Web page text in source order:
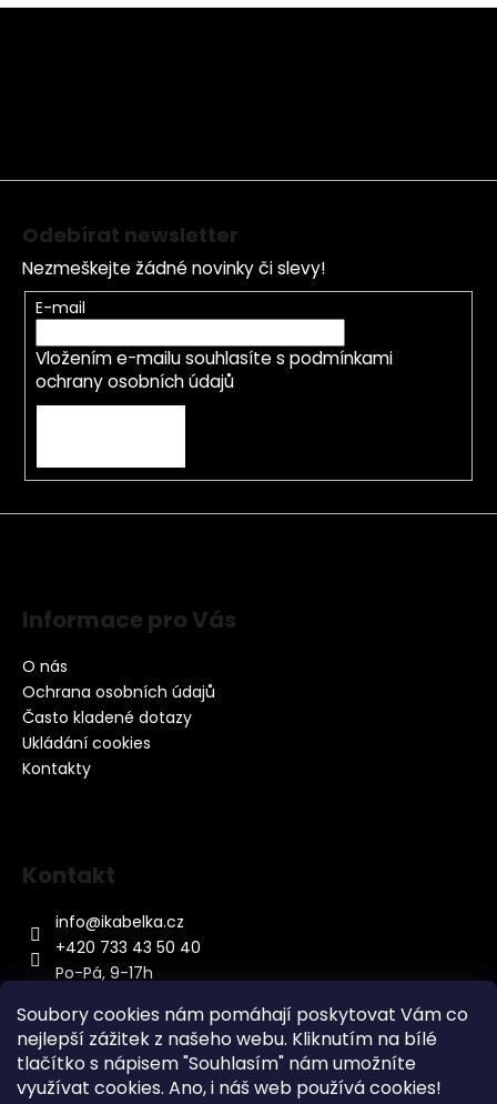
Soubory cookies nám pomáhají poskytovat Vám co
nejlepší zážitek z našeho webu. Kliknutím na bílé
tlačítko s nápisem "Souhlasím" nám umožníte
využívat cookies. Ano, i náš web používá cookies!
Z
Odebírat newsletter
Nezmeškejte žádné novinky či slevy!
E-mail
Vložením e-mailu souhlasíte s podmínkami
ochrany osobních údajů
Informace pro Vás
O nás
Ochrana osobních údajů
Často kladené dotazy
Ukládání cookies
Kontakty
Kontakt
info@ikabelka.cz
+420 733 43 50 40
Po-Pá, 9-17h